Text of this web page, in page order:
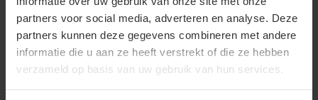
partners voor social media, adverteren en analyse. Deze
partners kunnen deze gegevens combineren met andere
informatie die u aan ze heeft verstrekt of die ze hebben
verzameld op basis van uw gebruik van hun services.
kunnen rijden. Er hoeven dus geen buitenspiegels
met brede arm gemonteerd te worden. Dit scheelt
manoeuvreren in de smalle straten plus een grote
vermindering van kans op schade door het raken